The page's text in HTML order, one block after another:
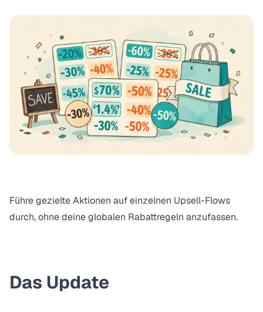
Führe gezielte Aktionen auf einzelnen Upsell-Flows
durch, ohne deine globalen Rabattregeln anzufassen.
Das Update